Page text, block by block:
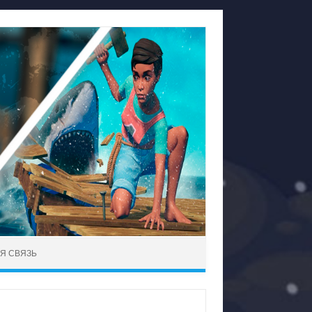
СВЯЗЬ